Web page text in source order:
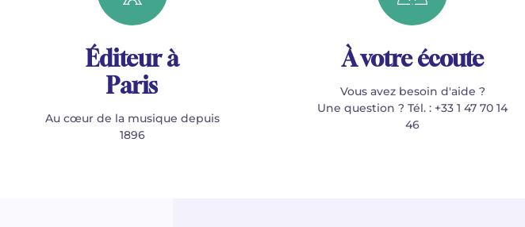
Éditeur à
Paris
Au cœur de la musique depuis
1896
À votre écoute
Vous avez besoin d'aide ?
Une question ? Tél. : +33 1 47 70 14
46